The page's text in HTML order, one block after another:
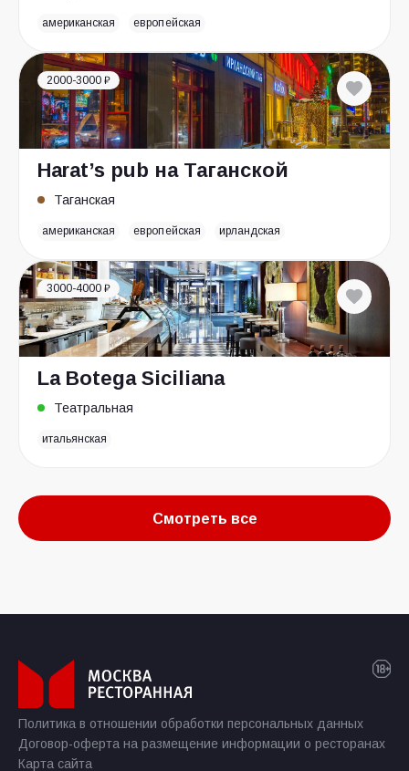
американская европейская
2000-3000 ₽
Harat’s pub на Таганской
Таганская
американская европейская ирландская
3000-4000 ₽
La Botega Siciliana
Театральная
итальянская
Смотреть все
Политика в отношении обработки персональных данных
Договор-оферта на размещение информации о ресторанах
Карта сайта